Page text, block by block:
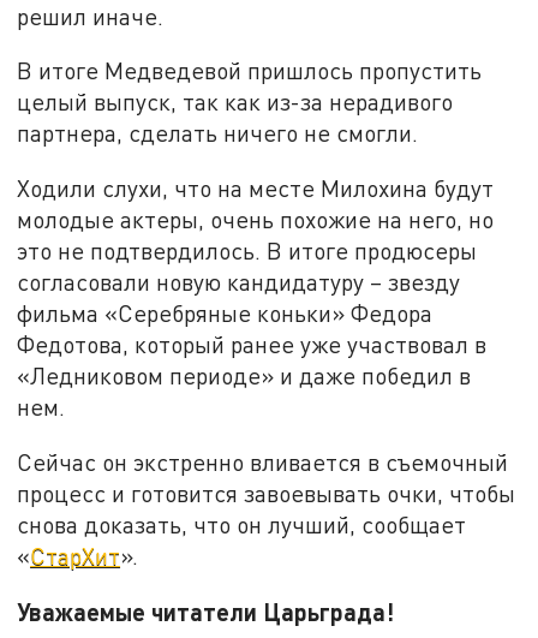
решил иначе.
В итоге Медведевой пришлось пропустить
целый выпуск, так как из-за нерадивого
партнера, сделать ничего не смогли.
Ходили слухи, что на месте Милохина будут
молодые актеры, очень похожие на него, но
это не подтвердилось. В итоге продюсеры
согласовали новую кандидатуру – звезду
фильма «Серебряные коньки» Федора
Федотова, который ранее уже участвовал в
«Ледниковом периоде» и даже победил в
нем.
Сейчас он экстренно вливается в съемочный
процесс и готовится завоевывать очки, чтобы
снова доказать, что он лучший, сообщает
«СтарХит».
Уважаемые читатели Царьграда!